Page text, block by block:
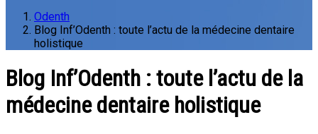
Odenth
Blog Inf’Odenth : toute l’actu de la médecine dentaire
holistique
Blog Inf’Odenth : toute l’actu de la
médecine dentaire holistique